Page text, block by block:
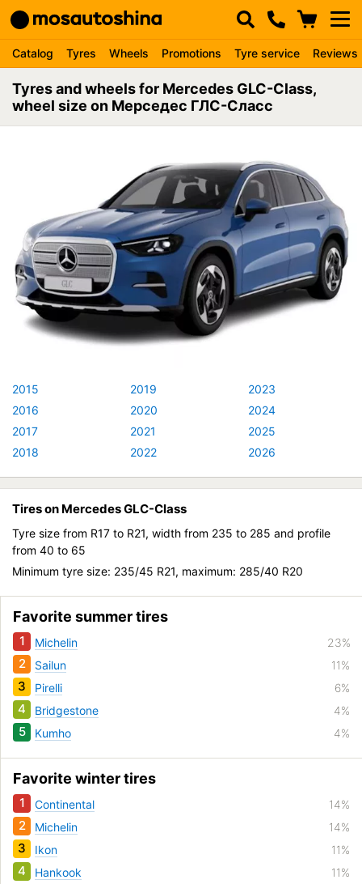
Catalog Tyres Wheels Promotions Tyre service Reviews
Tyres and wheels for Mercedes GLC-Class,
wheel size on Мерседес ГЛС-Сласс
2015
2016
2017
2018
2019
2020
2021
2022
2023
2024
2025
2026
Tires on Mercedes GLC-Class
Tyre size from R17 to R21, width from 235 to 285 and profile
from 40 to 65
Minimum tyre size: 235/45 R21, maximum: 285/40 R20
Favorite summer tires
1 Michelin 23%
2 Sailun 11%
3 Pirelli 6%
4 Bridgestone 4%
5 Kumho 4%
Favorite winter tires
1 Continental 14%
2 Michelin 14%
3 Ikon 11%
4 Hankook 11%